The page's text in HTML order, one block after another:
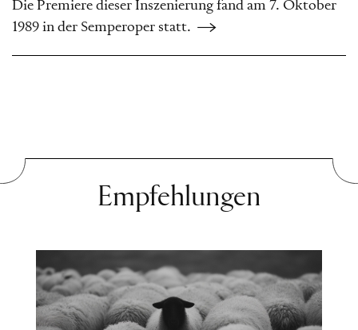
Die Premiere dieser Inszenierung fand am 7. Oktober
1989 in der Semperoper statt.
Empfehlungen